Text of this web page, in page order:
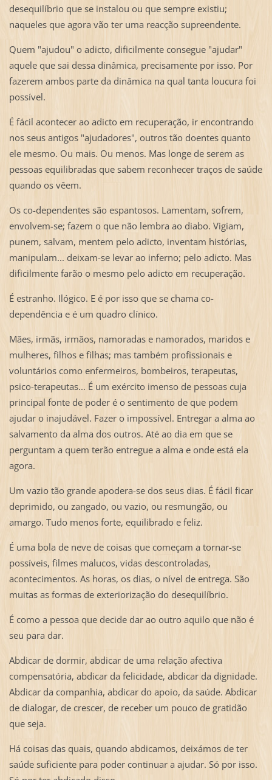
desequilíbrio que se instalou ou que sempre existiu;
naqueles que agora vão ter uma reacção supreendente.
Quem "ajudou" o adicto, dificilmente consegue "ajudar"
aquele que sai dessa dinâmica, precisamente por isso. Por
fazerem ambos parte da dinâmica na qual tanta loucura foi
possível.
É fácil acontecer ao adicto em recuperação, ir encontrando
nos seus antigos "ajudadores", outros tão doentes quanto
ele mesmo. Ou mais. Ou menos. Mas longe de serem as
pessoas equilibradas que sabem reconhecer traços de saúde
quando os vêem.
Os co-dependentes são espantosos. Lamentam, sofrem,
envolvem-se; fazem o que não lembra ao diabo. Vigiam,
punem, salvam, mentem pelo adicto, inventam histórias,
manipulam... deixam-se levar ao inferno; pelo adicto. Mas
dificilmente farão o mesmo pelo adicto em recuperação.
É estranho. Ilógico. E é por isso que se chama co-
dependência e é um quadro clínico.
Mães, irmãs, irmãos, namoradas e namorados, maridos e
mulheres, filhos e filhas; mas também profissionais e
voluntários como enfermeiros, bombeiros, terapeutas,
psico-terapeutas... É um exército imenso de pessoas cuja
principal fonte de poder é o sentimento de que podem
ajudar o inajudável. Fazer o impossível. Entregar a alma ao
salvamento da alma dos outros. Até ao dia em que se
perguntam a quem terão entregue a alma e onde está ela
agora.
Um vazio tão grande apodera-se dos seus dias. É fácil ficar
deprimido, ou zangado, ou vazio, ou resmungão, ou
amargo. Tudo menos forte, equilibrado e feliz.
É uma bola de neve de coisas que começam a tornar-se
possíveis, filmes malucos, vidas descontroladas,
acontecimentos. As horas, os dias, o nível de entrega. São
muitas as formas de exteriorização do desequilíbrio.
É como a pessoa que decide dar ao outro aquilo que não é
seu para dar.
Abdicar de dormir, abdicar de uma relação afectiva
compensatória, abdicar da felicidade, abdicar da dignidade.
Abdicar da companhia, abdicar do apoio, da saúde. Abdicar
de dialogar, de crescer, de receber um pouco de gratidão
que seja.
Há coisas das quais, quando abdicamos, deixámos de ter
saúde suficiente para poder continuar a ajudar. Só por isso.